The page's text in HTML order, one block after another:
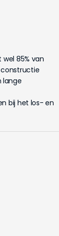
85% van
constructie
lange
bij het los- en